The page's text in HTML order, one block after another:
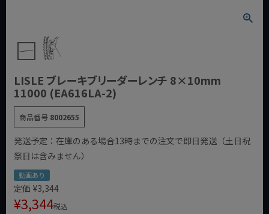
LISLE ブレーキブリーダーレンチ 8×10mm
11000 (EA616LA-2)
商品番号 8002655
発送予定：在庫のある場合13時までの注文で即日発送（土日祝
祭日は含みません）
動画あり
定価 ¥3,344
¥3,344税込